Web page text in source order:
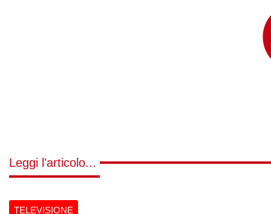
Leggi l'articolo...
TELEVISIONE